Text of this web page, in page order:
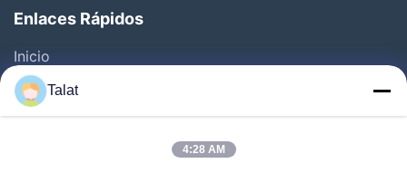
Enlaces Rápidos
Inicio
Productos
Sobre Nosotros
Talat
4:28 AM